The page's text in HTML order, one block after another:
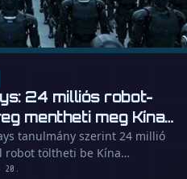
24 milliós robot-
mentheti meg Kína
tanulmány szerint 24 millió
robot töltheti be Kína
60 százalékát 2035-ig, …